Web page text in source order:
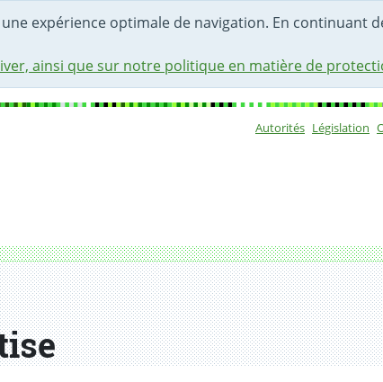
expérience optimale de navigation. En continuant
ainsi que sur notre politique en matière de
Autorités Législation